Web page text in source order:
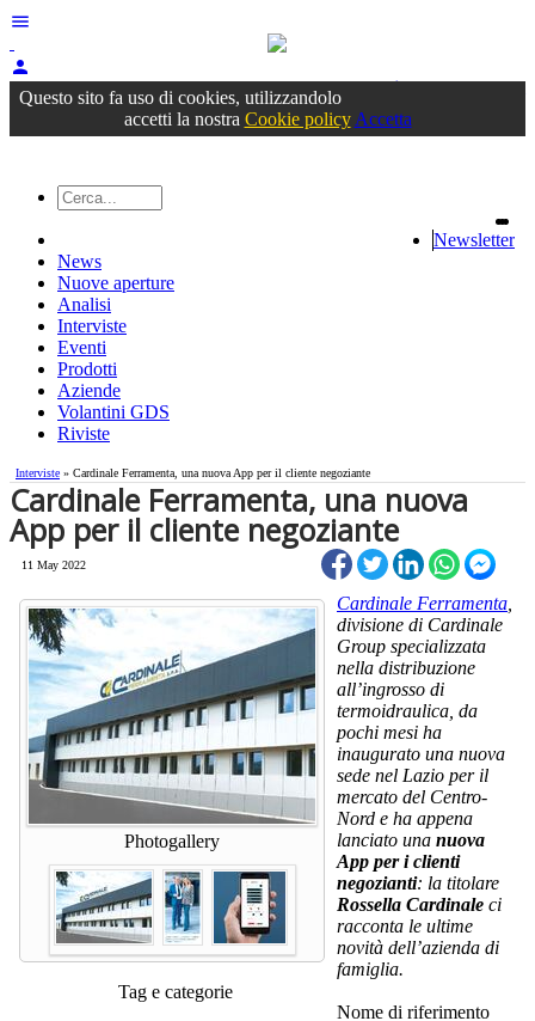
menu
person
Accedioppure registrati
Questo sito fa uso di cookies, utilizzandolo
accetti la nostra Cookie policy Accetta
Newsletter
News
Nuove aperture
Analisi
Interviste
Eventi
Prodotti
Aziende
Volantini GDS
Riviste
Interviste » Cardinale Ferramenta, una nuova App per il cliente negoziante
Cardinale Ferramenta, una nuova
App per il cliente negoziante
11 May 2022
Photogallery
Tag e categorie
Cardinale Ferramenta
divisione di Cardinale
Group specializzata
nella distribuzione
all’ingrosso di
termoidraulica, da
pochi mesi ha
inaugurato una nuova
sede nel Lazio per il
mercato del Centro-
Nord e ha appena
lanciato una nuova
App per i clienti
negozianti: la titolare
Rossella Cardinale ci
racconta le ultime
novità dell’azienda di
famiglia.
Nome di riferimento